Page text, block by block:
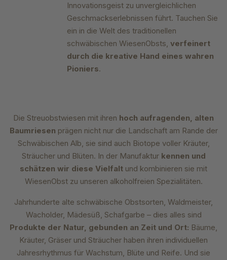
Innovationsgeist zu unvergleichlichen
Geschmackserlebnissen führt. Tauchen Sie
ein in die Welt des traditionellen
schwäbischen WiesenObsts, verfeinert
durch die kreative Hand eines wahren
Pioniers.
Die Streuobstwiesen mit ihren hoch aufragenden, alten
Baumriesen prägen nicht nur die Landschaft am Rande der
Schwäbischen Alb, sie sind auch Biotope voller Kräuter,
Sträucher und Blüten. In der Manufakturkennen und
schätzen wir diese Vielfalt und kombinieren sie mit
WiesenObst zu unseren alkoholfreien Spezialitäten.
Jahrhunderte alte schwäbische Obstsorten, Waldmeister,
Wacholder, Mädesüß, Schafgarbe – dies alles sind
Produkte der Natur, gebunden an Zeit und Ort: Bäume,
Kräuter, Gräser und Sträucher haben ihren individuellen
Jahresrhythmus für Wachstum, Blüte und Reife. Und sie